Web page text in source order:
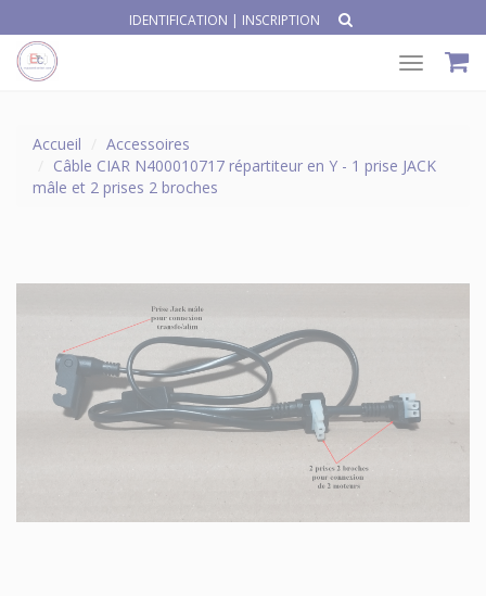
IDENTIFICATION | INSCRIPTION
Toggle
Accueil
Accessoires
Câble CIAR N400010717 répartiteur en Y - 1 prise JACK
mâle et 2 prises 2 broches